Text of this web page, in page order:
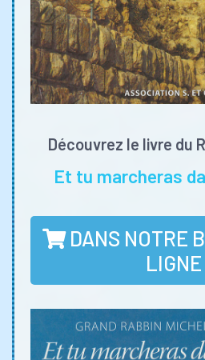
Découvrez le livre du
Et tu marcheras
DANS NOTRE